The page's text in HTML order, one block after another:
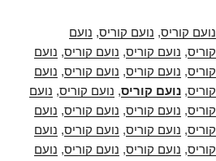
נועם קוריס, נועם קוריס, נועם
, נועם קוריס, נועם קוריס, נועם
, נועם קוריס, נועם קוריס, נועם
, נועם קוריס, נועם קוריס, נועם
, נועם קוריס, נועם קוריס, נועם
, נועם קוריס, נועם קוריס, נועם
, נועם קוריס, נועם קוריס, נועם